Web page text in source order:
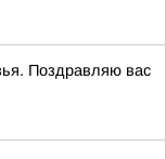
Поздравляю вас